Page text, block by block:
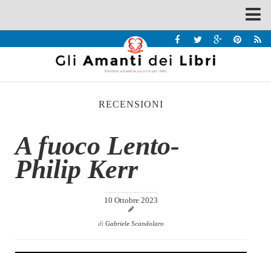
Recensioni
Interviste & Incontri
Chi siamo
Contatti
RECENSIONI
A fuoco Lento-
Philip Kerr
10 Ottobre 2023
di Gabriele Scandolaro